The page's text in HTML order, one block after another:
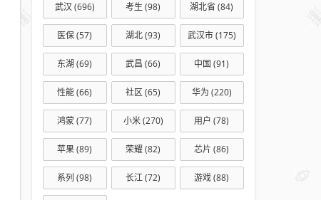
武汉 (696) 考生 (98) 湖北省 (84)
医保(57) 湖北(93) 武汉市(175)
东湖 (69) 武昌 (66) 中国 (91)
性能(66) 社区 (65) 华为 (220)
鸿蒙(77) 小米(270) 用户 (78)
苹果(89) 荣耀(82) 芯片 (86)
系列 (98) 长江(72) 游戏(88)